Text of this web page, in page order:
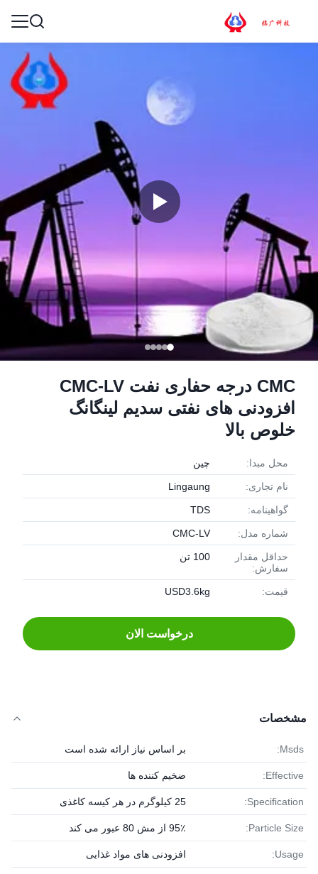
CMC درجه حفاری نفت CMC-LV
افزودنی های نفتی سدیم لینگانگ
خلوص بالا
محل مبدا: چین
نام تجاری: Lingaung
گواهینامه: TDS
شماره مدل: CMC-LV
حداقل مقدار
سفارش:
100 تن
قیمت: USD3.6kg
درخواست الان
مشخصات
Msds: بر اساس نیاز ارائه شده است
Effective: ضخیم کننده ها
Specification: 25 کیلوگرم در هر کیسه کاغذی
Particle Size: 95٪ از مش 80 عبور می کند
Usage: افزودنی های مواد غذایی